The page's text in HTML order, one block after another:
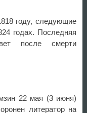
году, следующие
годах. Последняя
после смерти
22 мая (3 июня)
литератор на